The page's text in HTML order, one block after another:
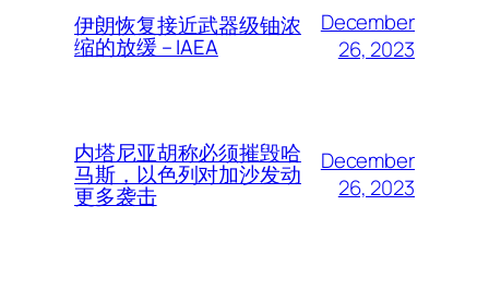
伊朗恢复接近武器级铀浓
缩的放缓 – IAEA
December
26, 2023
内塔尼亚胡称必须摧毁哈
马斯，以色列对加沙发动
更多袭击
December
26, 2023